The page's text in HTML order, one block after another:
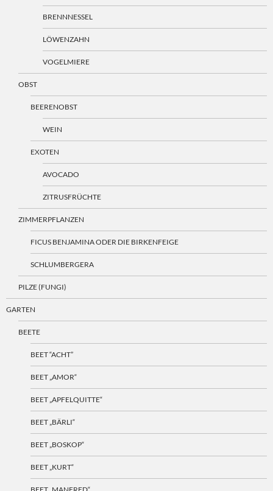
BRENNNESSEL
LÖWENZAHN
VOGELMIERE
OBST
BEERENOBST
WEIN
EXOTEN
AVOCADO
ZITRUSFRÜCHTE
ZIMMERPFLANZEN
FICUS BENJAMINA ODER DIE BIRKENFEIGE
SCHLUMBERGERA
PILZE (FUNGI)
GARTEN
BEETE
BEET “ACHT”
BEET „AMOR“
BEET „APFELQUITTE“
BEET „BÄRLI“
BEET „BOSKOP“
BEET „KURT“